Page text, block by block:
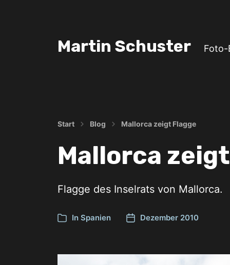
Martin Schuster Foto-
Start Blog Mallorca zeigt Flagge
Mallorca
Flagge des Inselrats von Mallorca.
In Spanien Dezember 2010